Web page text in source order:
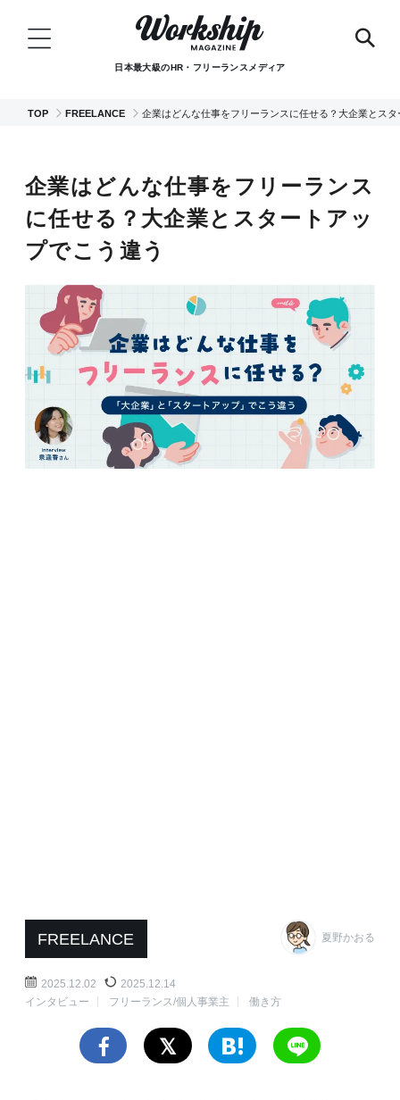
日本最大級のHR・フリーランスメディア
TOP FREELANCE 企業はどんな仕事をフリーランスに任せる？大企業とス
企業はどんな仕事をフリーランス
に任せる？大企業とスタートアッ
プでこう違う
FREELANCE 夏野かおる
2025.12.02
2025.12.14
インタビュー
フリーランス/個人事業主 働き方